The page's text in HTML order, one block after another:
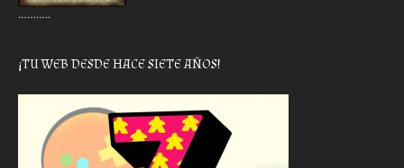
………..
¡TU WEB DESDE HACE SIETE AÑOS!